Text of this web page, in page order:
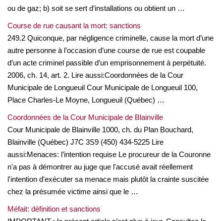
ou de gaz; b) soit se sert d’installations ou obtient un …
Course de rue causant la mort: sanctions
249.2 Quiconque, par négligence criminelle, cause la mort d’une
autre personne à l’occasion d’une course de rue est coupable
d’un acte criminel passible d’un emprisonnement à perpétuité.
2006, ch. 14, art. 2. Lire aussi:Coordonnées de la Cour
Municipale de Longueuil Cour Municipale de Longueuil 100,
Place Charles-Le Moyne, Longueuil (Québec) …
Coordonnées de la Cour Municipale de Blainville
Cour Municipale de Blainville 1000, ch. du Plan Bouchard,
Blainville (Québec) J7C 3S9 (450) 434-5225 Lire
aussi:Menaces: l’intention requise Le procureur de la Couronne
n'a pas à démontrer au juge que l'accusé avait réellement
l'intention d'exécuter sa menace mais plutôt la crainte suscitée
chez la présumée victime ainsi que le …
Méfait: définition et sanctions